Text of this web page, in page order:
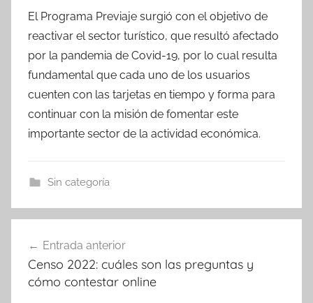
El Programa Previaje surgió con el objetivo de
reactivar el sector turístico, que resultó afectado
por la pandemia de Covid-19, por lo cual resulta
fundamental que cada uno de los usuarios
cuenten con las tarjetas en tiempo y forma para
continuar con la misión de fomentar este
importante sector de la actividad económica.
Sin categoría
de
entradas
Entrada anterior
Censo 2022: cuáles son las preguntas y
cómo contestar online